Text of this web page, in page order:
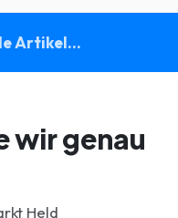
Artikel...
wir genau
Held